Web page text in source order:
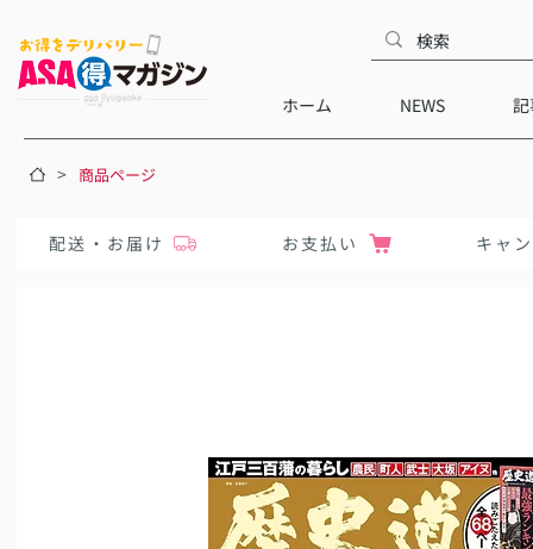
ホーム NEWS
> 商品ページ
配送・お届け お支払い キャ